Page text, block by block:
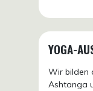
YOGA-
Wir bilden
Ashtanga